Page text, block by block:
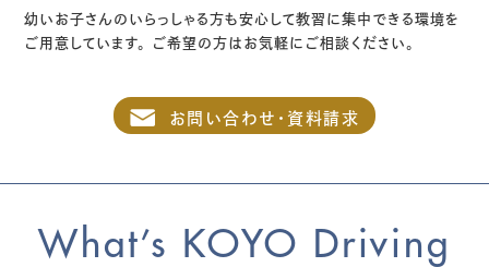
幼いお子さんのいらっしゃる方も安心して教習に集中できる環境を
ご用意しています。 ご希望の方はお気軽にご相談ください。
お問い合わせ・資料請求
What’s KOYO Driving